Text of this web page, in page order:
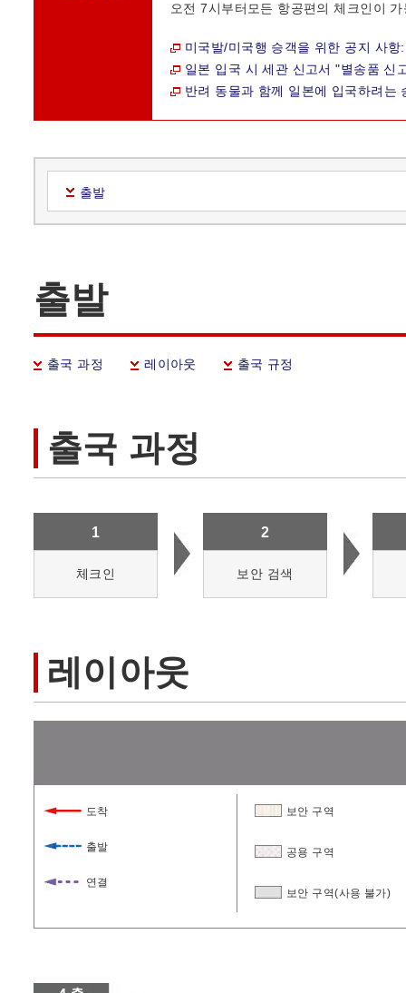
오전 7시부터모든 항공편의 체크인이
미국발/미국행 승객을 위한 공지 사
일본 입국 시 세관 신고서 "별송품
반려 동물과 함께 일본에 입국하려는
출발
출발
출국 과정 레이아웃 출국 규정
출국 과정
1
체크인
2
보안 검색
레이아웃
도착
출발
연결
보안 구역
공용 구역
보안 구역(사용 불가)